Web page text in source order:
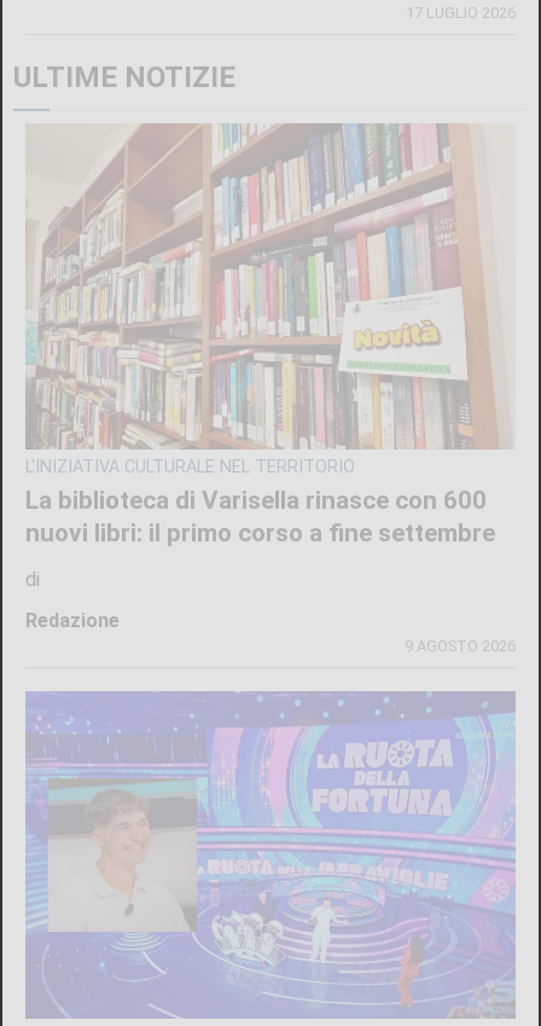
17 LUGLIO 2026
ULTIME NOTIZIE
L'INIZIATIVA CULTURALE NEL TERRITORIO
La biblioteca di Varisella rinasce con 600
nuovi libri: il primo corso a fine settembre
di
Redazione
9 AGOSTO 2026